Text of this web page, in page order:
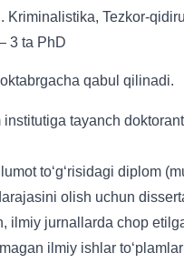
Kriminalistika, Tezkor-
3 ta PhD
qabul qilinadi.
institutiga tayanch
to‘g‘risidagi diplom
olish uchun
ilmiy jurnallarda chop
ilmiy ishlar